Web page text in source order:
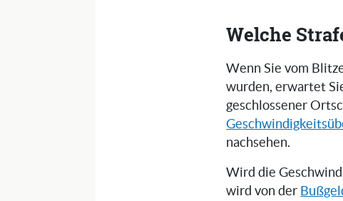
Welche
Wenn Sie vom
wurden, erwartet
geschlossener
nachsehen.
Wird die
wird von der